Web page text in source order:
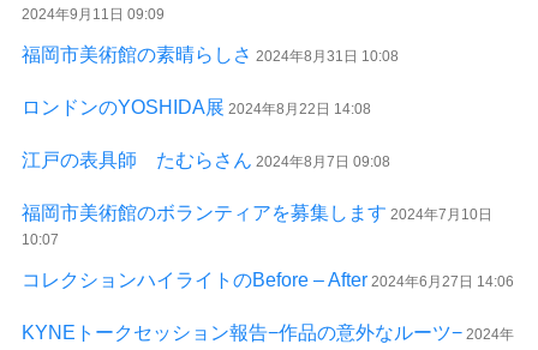
2024年9月11日 09:09
福岡市美術館の素晴らしさ 2024年8月31日 10:08
ロンドンのYOSHIDA展 2024年8月22日 14:08
江戸の表具師 たむらさん 2024年8月7日 09:08
福岡市美術館のボランティアを募集します 2024年7月10日
10:07
コレクションハイライトのBefore – After 2024年6月27日 14:06
KYNEトークセッション報告−作品の意外なルーツ− 2024年